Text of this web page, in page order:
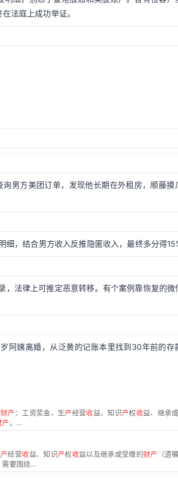
法庭上成功举证。
男方美团订单，发现他长期在外租房，顺藤摸
，结合男方收入反推隐匿收入，最终多分得
法律上可推定恶意转移。有个案例靠恢复的微
姨离婚，从泛黄的记账本里找到30年前的存
产 ：工资奖金、生产经营收益、知识产权收益、继承
产。...
产经营收益、知识产权收益以及继承或受赠的财产
（遗
需要围绕...